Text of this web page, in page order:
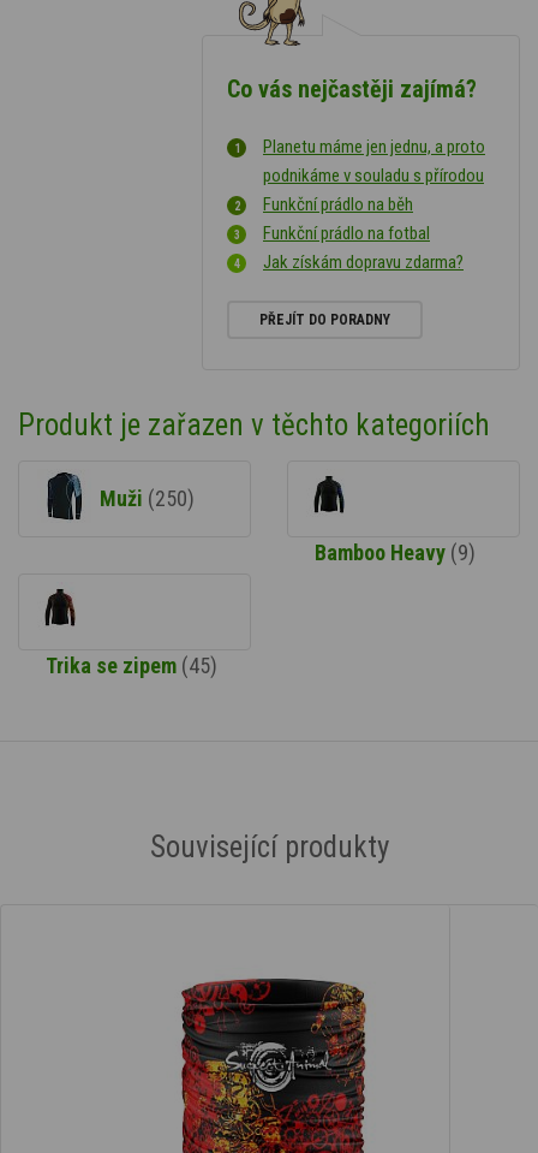
Co vás nejčastěji zajímá?
Planetu máme jen jednu, a proto
podnikáme v souladu s přírodou
Funkční prádlo na běh
Funkční prádlo na fotbal
Jak získám dopravu zdarma?
PŘEJÍT DO PORADNY
Produkt je zařazen v těchto kategoriích
Muži (250)
Bamboo Heavy (9)
Trika se zipem (45)
Související produkty